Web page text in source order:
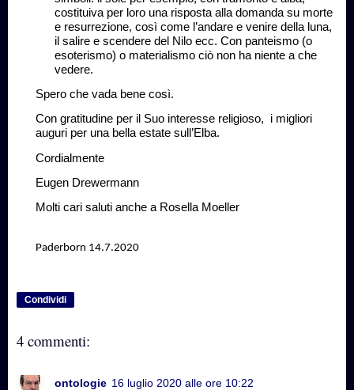
costituiva per loro una risposta alla domanda su morte
e resurrezione, così come l’andare e venire della luna,
il salire e scendere del Nilo ecc. Con panteismo (o
esoterismo) o materialismo ciò non ha niente a che
vedere.
Spero che vada bene così.
Con gratitudine per il Suo interesse religioso,
i migliori
auguri per una bella estate sull’Elba.
Cordialmente
Eugen Drewermann
Molti cari saluti anche a Rosella Moeller
Paderborn 14.7.2020
Condividi
4 commenti:
ontologie 16 luglio 2020 alle ore 10:22